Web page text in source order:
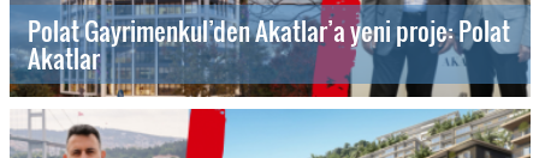
Polat Gayrimenkul’den Akatlar’a yeni proje: Polat
Akatlar